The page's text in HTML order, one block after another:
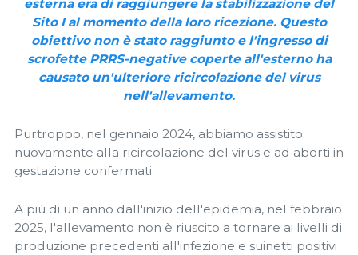
esterna era di raggiungere la stabilizzazione del
Sito I al momento della loro ricezione. Questo
obiettivo non è stato raggiunto e l'ingresso di
scrofette PRRS-negative coperte all'esterno ha
causato un'ulteriore ricircolazione del virus
nell'allevamento.
Purtroppo, nel gennaio 2024, abbiamo assistito
nuovamente alla ricircolazione del virus e ad aborti in
gestazione confermati.
A più di un anno dall'inizio dell'epidemia, nel febbraio
2025, l'allevamento non è riuscito a tornare ai livelli di
produzione precedenti all'infezione e suinetti positivi